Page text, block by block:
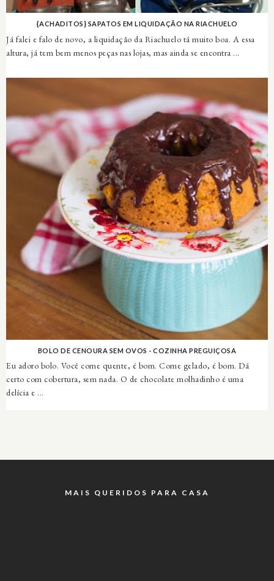
{ACHADITOS} SAPATOS EM LIQUIDAÇÃO NA RIACHUELO
Já falei e falo de novo, a liquidação da Riachuelo tá muito boa. A essa
altura, já tem bem menos peças nas lojas, mas ainda se encontra ...
BOLO DE CENOURA SEM OVOS - COZINHA PREGUIÇOSA
Eu adoro bolo. Você come quente, é bom. Come gelado, é bom. Dá
certo com cobertura, sem nada. O de chocolate molhadinho é uma
delícia e ...
MAIS QUERIDOS PARA CASA